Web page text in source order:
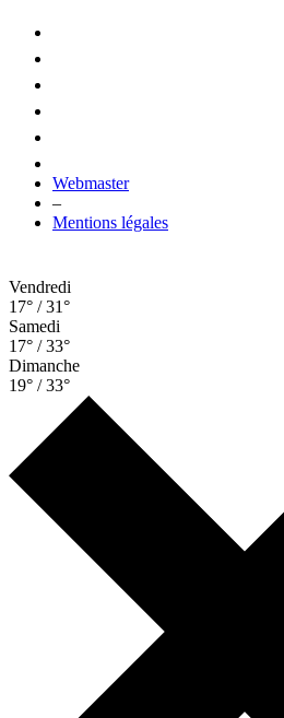
Webmaster
–
Mentions légales
Vendredi
17° / 31°
Samedi
17° / 33°
Dimanche
19° / 33°